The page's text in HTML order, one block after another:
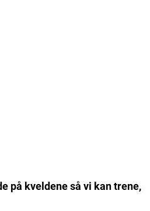
på kveldene så vi kan trene,